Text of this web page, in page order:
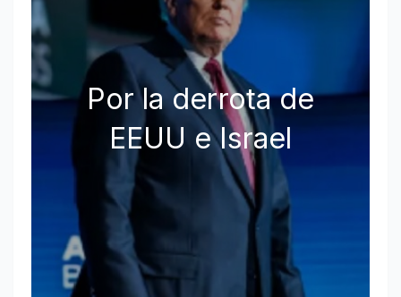
Por la derrota de
EEUU e Israel